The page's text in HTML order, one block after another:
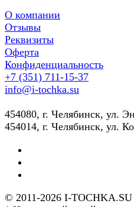
О компании
Отзывы
Реквизиты
Оферта
Конфиденциальность
+7 (351) 711-15-37
info@i-tochka.su
​454080, г. Челябинск, ул.
454014, г. Челябинск, ул.
© 2011-2026 I-TOCHKA.SU